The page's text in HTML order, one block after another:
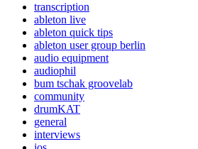
transcription
ableton live
ableton quick tips
ableton user group berlin
audio equipment
audiophil
bum tschak groovelab
community
drumKAT
general
interviews